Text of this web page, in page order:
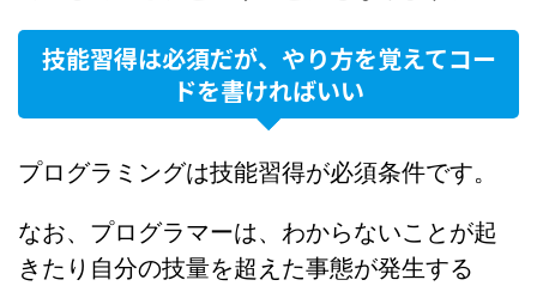
技能習得は必須だが、やり方を覚えてコー
ドを書ければいい
プログラミングは技能習得が必須条件です。
なお、プログラマーは、わからないことが起
きたり自分の技量を超えた事態が発生する